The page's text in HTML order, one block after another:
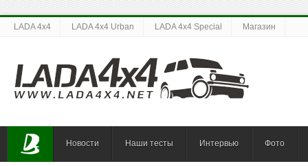
LADA 4x4 LADA 4x4 Urban LADA 4x4 Special Магазин
Новости Наши тесты Интервью Фото